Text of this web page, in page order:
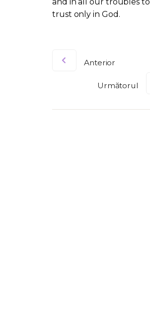
trust only in God.
Anterior
Următorul